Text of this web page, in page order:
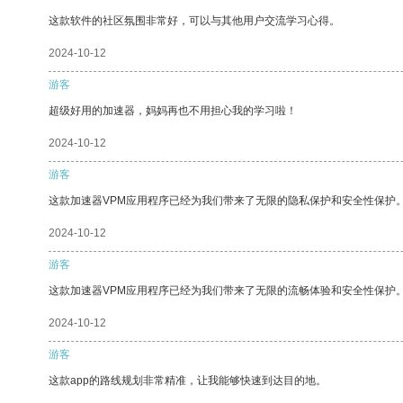
这款软件的社区氛围非常好，可以与其他用户交流学习心得。
2024-10-12
游客
超级好用的加速器，妈妈再也不用担心我的学习啦！
2024-10-12
游客
这款加速器VPM应用程序已经为我们带来了无限的隐私保护和安全性保护
2024-10-12
游客
这款加速器VPM应用程序已经为我们带来了无限的流畅体验和安全性保护
2024-10-12
游客
这款app的路线规划非常精准，让我能够快速到达目的地。